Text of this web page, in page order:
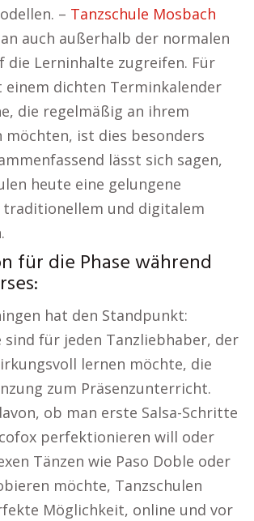
– Tanzschule Mosbach
auch außerhalb der normalen
die Lerninhalte zugreifen. Für
einem dichten Terminkalender
die regelmäßig an ihrem
möchten, ist dies besonders
lässt sich sagen,
heute eine gelungene
traditionellem und digitalem
für die Phase während
hat den Standpunkt:
sind für jeden Tanzliebhaber, der
lernen möchte, die
zum Präsenzunterricht.
ob man erste Salsa-Schritte
perfektionieren will oder
Tänzen wie Paso Doble oder
möchte, Tanzschulen
Möglichkeit, online und vor